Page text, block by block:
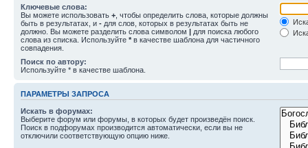
Ключевые слова:
Вы можете использовать + , чтобы определить слова, которые должны
быть в результатах, и - для слов, которых в результатах быть не
должно. Вы можете разделить слова символом | для поиска любого
слова из списка. Используйте * в качестве шаблона для частичного
совпадения.
Поиск по автору:
Используйте * в качестве шаблона.
ПАРАМЕТРЫ ЗАПРОСА
Искать в форумах:
Выберите форум или форумы, в которых будет произведён поиск.
Поиск в подфорумах производится автоматически, если вы не
отключили соответствующую опцию ниже.